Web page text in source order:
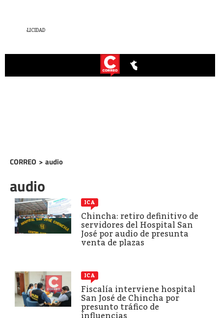
CORREO > audio
audio
ICA
Chincha: retiro definitivo de
servidores del Hospital San
José por audio de presunta
venta de plazas
ICA
Fiscalía interviene hospital
San José de Chincha por
presunto tráfico de
influencias